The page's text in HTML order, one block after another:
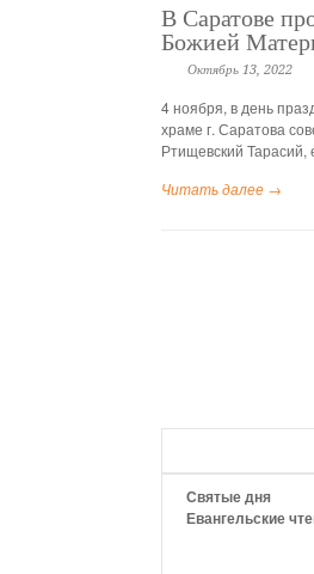
В Саратове
Божией
Октябрь 13, 2022
4 ноября, в день
храме г. Саратова
Ртищевский Тарасий,
Читать далее →
Святые дня
Евангельские